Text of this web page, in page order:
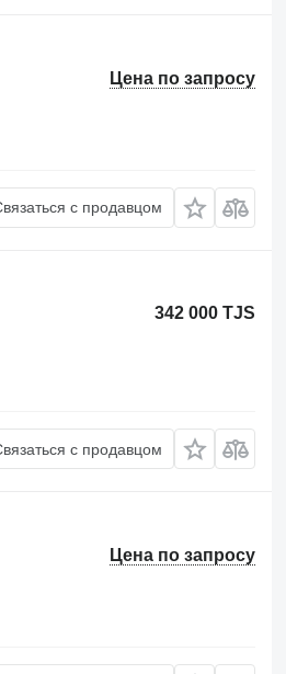
Цена по запросу
с продавцом
342 000 TJS
с продавцом
Цена по запросу